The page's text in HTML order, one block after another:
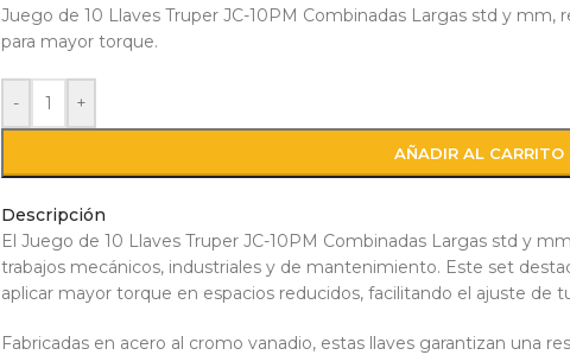
Juego de 10 Llaves Truper JC-10PM Combinadas Largas std y mm,
para mayor torque.
- +
AÑADIR AL CARRITO
Descripción
El Juego de 10 Llaves Truper JC-10PM Combinadas Largas std y
trabajos mecánicos, industriales y de mantenimiento. Este set
aplicar mayor torque en espacios reducidos, facilitando el ajuste de
Fabricadas en acero al cromo vanadio, estas llaves garantizan una